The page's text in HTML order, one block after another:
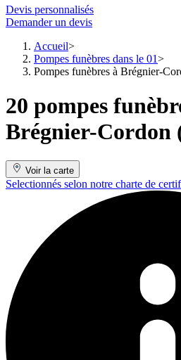
Devis personnalisés
Demander un devis
Accueil
Pompes funèbres dans le 01
Pompes funèbres à Brégnier-
20 pompes
Brégnier-Cordon
Voir la carte
Selectionnés selon notre charte de